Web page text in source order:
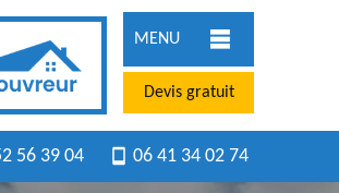
MENU
Devis gratuit
56 39 04 06 41 34 02 74